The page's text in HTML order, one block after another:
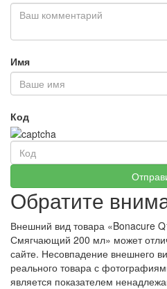
Имя
Код
Обратите
Внешний вид товара «Bonacure
Смягчающий 200 мл» может
сайте. Несовпадение внешнего
реального товара с
является показателем